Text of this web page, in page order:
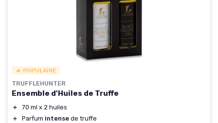
🔥 POPULAIRE
TRUFFLEHUNTER
Ensemble d'Huiles de Truffe
＋
70 ml x 2 huiles
＋
Parfum intense de truffe